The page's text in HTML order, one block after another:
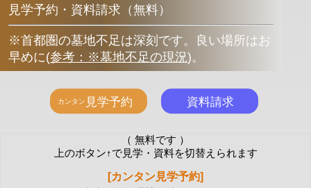
見学予約・資料請求（無料）
※首都圏の墓地不足は深刻です。良い場所はお
早めに(参考：※墓地不足の現況)。
（ 無料です ）
上のボタン↑で見学・資料を切替えられます
[カンタン見学予約]